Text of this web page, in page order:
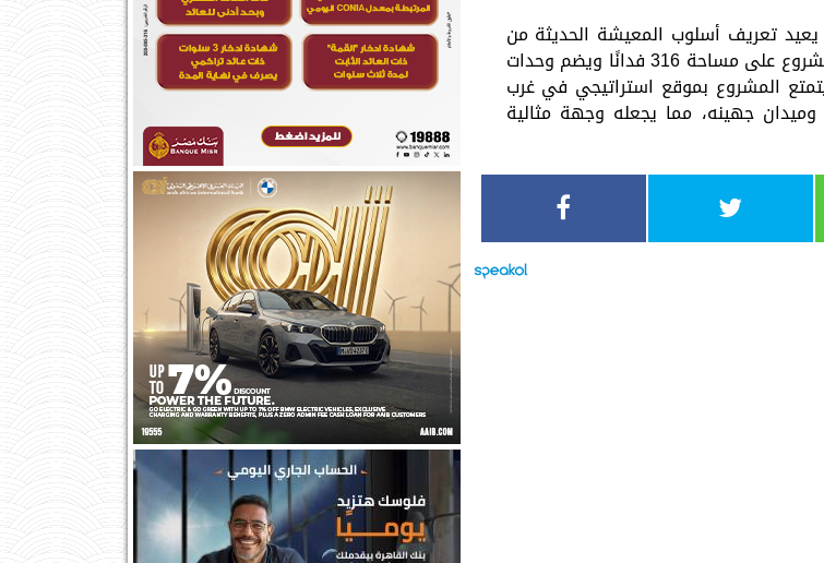
تعريف أسلوب المعيشة الحديثة من
خلال فكرته “Life in Contrasts” في قلب زايد الجديدة. يمتد المشروع على مساحة 316 فدانًا ويضم وحدات
المشروع بموقع استراتيجي في غرب
دقائق من وصلة دهشور ومحور 26 يوليو وميدان جهينه، مما يجعله وجهة مثالية